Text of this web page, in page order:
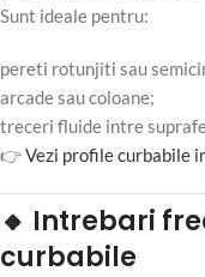
Sunt ideale pentru:
pereti rotunjiti sau
arcade sau coloane;
treceri fluide intre
👉Vezi profile curbabile
🔸 Intrebari
curbabile